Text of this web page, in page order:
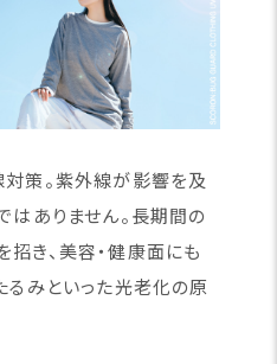
策。紫外線が影響を及
はありません。長期間の
き、美容・健康面にも
るみといった光老化の原